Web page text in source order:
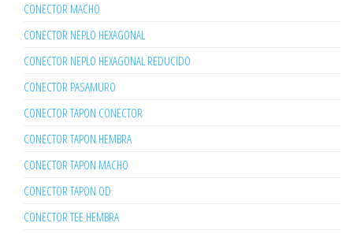
CONECTOR MACHO
CONECTOR NEPLO HEXAGONAL
CONECTOR NEPLO HEXAGONAL REDUCIDO
CONECTOR PASAMURO
CONECTOR TAPON CONECTOR
CONECTOR TAPON HEMBRA
CONECTOR TAPON MACHO
CONECTOR TAPON OD
CONECTOR TEE HEMBRA